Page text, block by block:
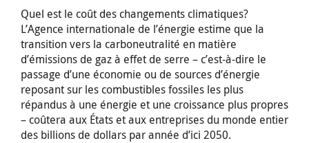
Quel est le coût des changements climatiques?
L’Agence internationale de l’énergie estime que la
transition vers la carboneutralité en matière
d’émissions de gaz à effet de serre – c’est-à-dire le
passage d’une économie ou de sources d’énergie
reposant sur les combustibles fossiles les plus
répandus à une énergie et une croissance plus propres
– coûtera aux États et aux entreprises du monde entier
des billions de dollars par année d’ici 2050.